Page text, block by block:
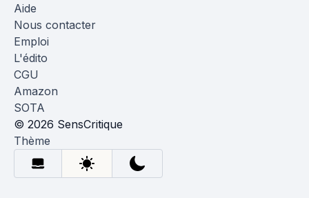
Aide
Nous contacter
Emploi
L'édito
CGU
Amazon
SOTA
© 2026 SensCritique
Thème